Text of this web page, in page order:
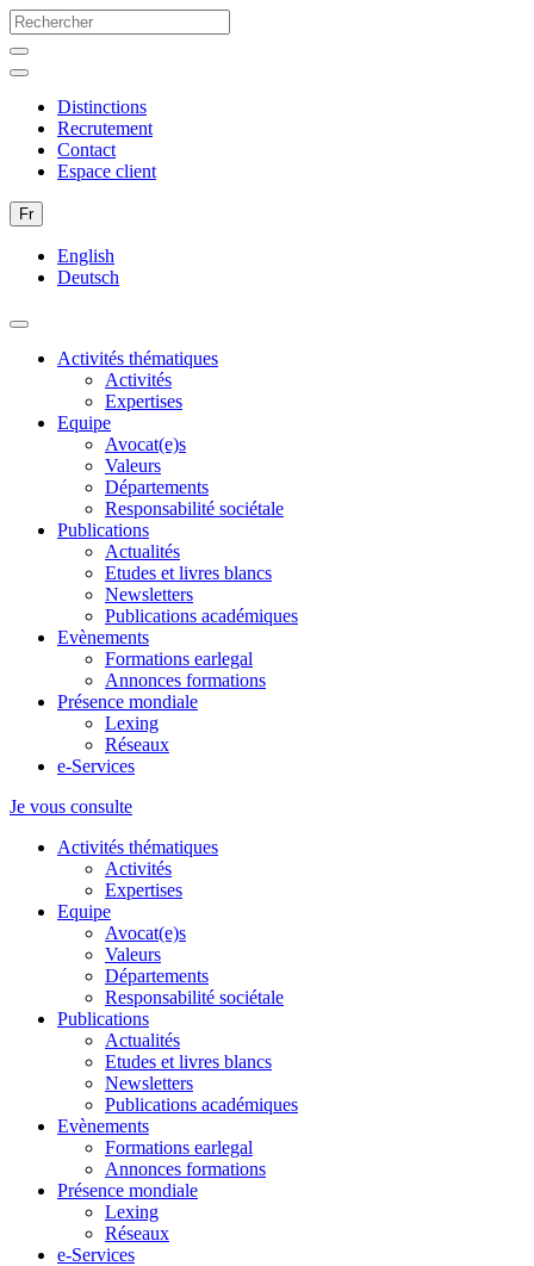
Distinctions
Recrutement
Contact
Espace client
Fr
English
Deutsch
Activités thématiques
Activités
Expertises
Equipe
Avocat(e)s
Valeurs
Départements
Responsabilité sociétale
Publications
Actualités
Etudes et livres blancs
Newsletters
Publications académiques
Evènements
Formations earlegal
Annonces formations
Présence mondiale
Lexing
Réseaux
e-Services
Je vous consulte
Activités thématiques
Activités
Expertises
Equipe
Avocat(e)s
Valeurs
Départements
Responsabilité sociétale
Publications
Actualités
Etudes et livres blancs
Newsletters
Publications académiques
Evènements
Formations earlegal
Annonces formations
Présence mondiale
Lexing
Réseaux
e-Services